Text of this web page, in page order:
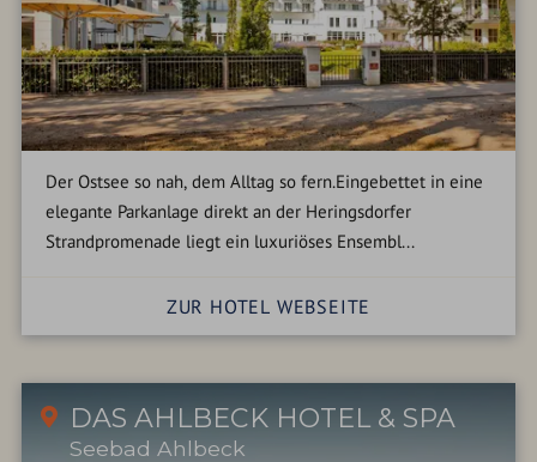
Der Ostsee so nah, dem Alltag so fern.Eingebettet in eine
elegante Parkanlage direkt an der Heringsdorfer
Strandpromenade liegt ein luxuriöses Ensembl...
ZUR HOTEL WEBSEITE
DAS AHLBECK HOTEL & SPA
Seebad Ahlbeck